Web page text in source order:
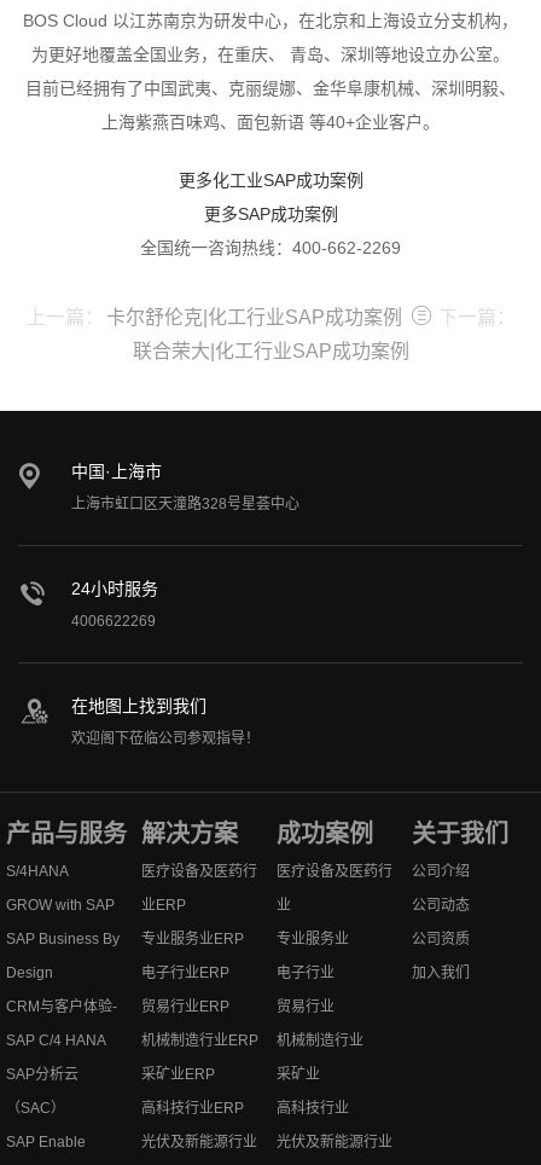
BOS Cloud 以江苏南京为研发中心，在北京和上海设立分支机构，
为更好地覆盖全国业务，在重庆、 青岛、深圳等地设立办公室。
目前已经拥有了中国武夷、克丽缇娜、金华阜康机械、深圳明毅、
上海紫燕百味鸡、面包新语 等40+企业客户。
更多化工业SAP成功案例
更多SAP成功案例
全国统一咨询热线： 400-662-2269
上一篇： 卡尔舒伦克|化工行业SAP成功案例
下一篇：
联合荣大|化工行业SAP成功案例
中国·上海市
上海市虹口区天潼路328号星荟中心
24小时服务
4006622269
在地图上找到我们
欢迎阁下莅临公司参观指导！
产品与服务
S/4HANA
GROW with SAP
SAP Business By
Design
CRM与客户体验-
SAP C/4 HANA
SAP分析云
（SAC）
SAP Enable
解决方案
医疗设备及医药行
业ERP
专业服务业ERP
电子行业ERP
贸易行业ERP
机械制造行业ERP
采矿业ERP
高科技行业ERP
光伏及新能源行业
成功案例
医疗设备及医药行
业
专业服务业
电子行业
贸易行业
机械制造行业
采矿业
高科技行业
光伏及新能源行业
关于我们
公司介绍
公司动态
公司资质
加入我们